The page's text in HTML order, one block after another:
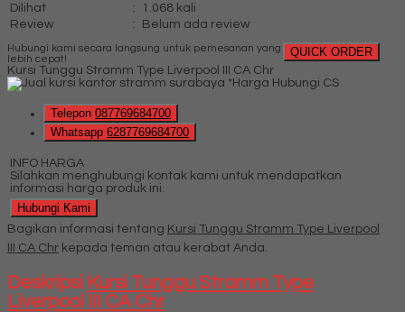
Dilihat
:
1.068 kali
Review
: Belum ada review
QUICK ORDER
Hubungi kami secara langsung untuk pemesanan yang
lebih cepat!
Kursi Tunggu Stramm Type Liverpool III CA Chr
*Harga Hubungi CS
Telepon 087769684700
Whatsapp 6287769684700
INFO HARGA
Silahkan menghubungi kontak kami untuk mendapatkan
informasi harga produk ini.
Hubungi Kami
Bagikan informasi tentang Kursi Tunggu Stramm Type Liverpool
III CA Chr kepada teman atau kerabat Anda.
Deskripsi Kursi Tunggu Stramm Type
Liverpool III CA Chr